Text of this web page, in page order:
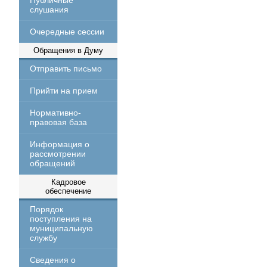
слушания
Очередные сессии
Обращения в Думу
Отправить письмо
Прийти на прием
Нормативно-
правовая база
Информация о
рассмотрении
обращений
Кадровое
обеспечение
Порядок
поступления на
муниципальную
службу
Сведения о